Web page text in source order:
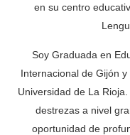
en su centro
Soy Graduada en
Internacional de Gijón
Universidad de La
destrezas a nivel
oportunidad de